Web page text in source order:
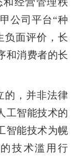
公司平台“种
负面评价，长
和消费者的长
，并非法律
工智能技术的
智能技术为幌
技术滥用行